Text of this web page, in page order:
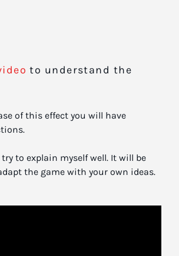
to understand the
of this effect you will have
to explain myself well. It will be
the game with your own ideas.